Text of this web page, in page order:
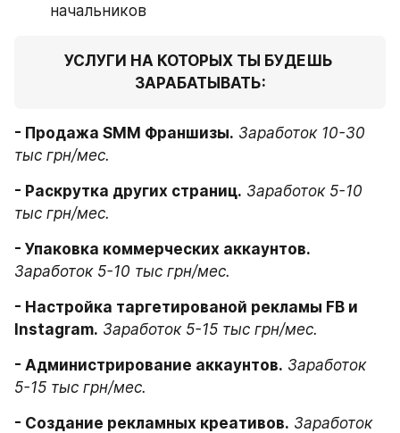
начальников
УСЛУГИ НА КОТОРЫХ ТЫ БУДЕШЬ
ЗАРАБАТЫВАТЬ:
- Продажа SMM Франшизы. Заработок 10-30
тыс грн/мес.
- Раскрутка других страниц. Заработок 5-10
тыс грн/мес.
- Упаковка коммерческих аккаунтов.
Заработок 5-10 тыс грн/мес.
- Настройка таргетированой рекламы FB и
Instagram. Заработок 5-15 тыс грн/мес.
- Администрирование аккаунтов. Заработок
5-15 тыс грн/мес.
- Создание рекламных креативов. Заработок